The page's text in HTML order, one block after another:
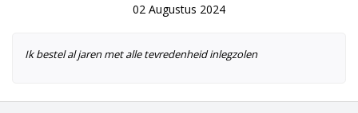
02 Augustus 2024
Ik bestel al jaren met alle tevredenheid inlegzolen